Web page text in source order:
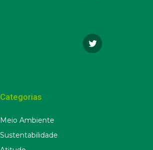
Categorias
Meio Ambiente
Sustentabilidade